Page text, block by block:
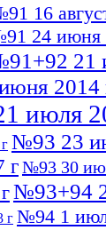
16
24 июня
21
2014
июля
№93 23
г№93 30
№93+94
г №94 1